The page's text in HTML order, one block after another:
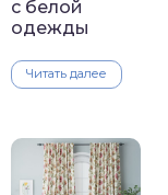
с белой
одежды
Читать далее